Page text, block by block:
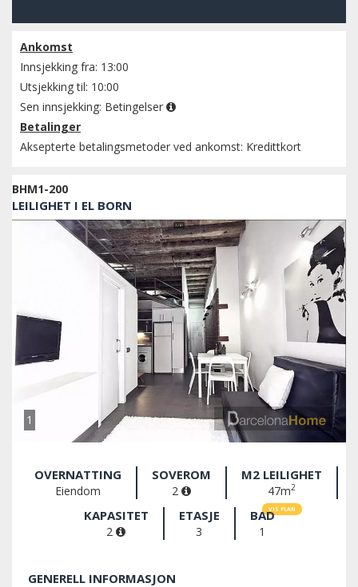
Ankomst
Innsjekking fra: 13:00
Utsjekking til: 10:00
Sen innsjekking: Betingelser
Betalinger
Aksepterte betalingsmetoder ved ankomst: Kredittkort
BHM1-200
LEILIGHET I EL BORN
1
OVERNATTING
Eiendom
SOVEROM
2
M2 LEILIGHET
47m2
VIS PLAN
KAPASITET
2
ETASJE
3
BAD
1
GENERELL INFORMASJON